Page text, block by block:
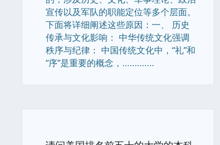
宣传以及军队的职能定位等多个层面。
下面将详细阐述这些原因：一、 历史
传承与文化影响： 中华传统文化强调
秩序与纪律： 中国传统文化中，“礼”和
“序”是重要的概念，.............